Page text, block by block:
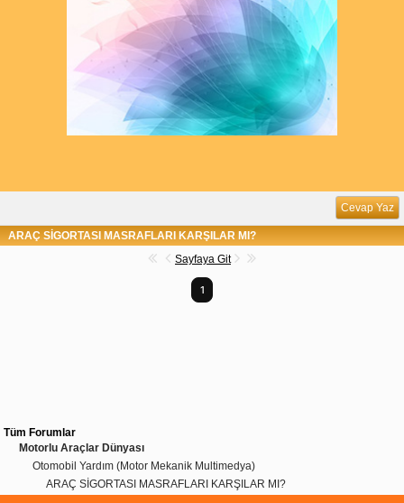
Cevap Yaz
ARAÇ SİGORTASI MASRAFLARI KARŞILAR MI?
Sayfaya Git
1
Tüm Forumlar
Motorlu Araçlar Dünyası
Otomobil Yardım (Motor Mekanik Multimedya)
ARAÇ SİGORTASI MASRAFLARI KARŞILAR MI?